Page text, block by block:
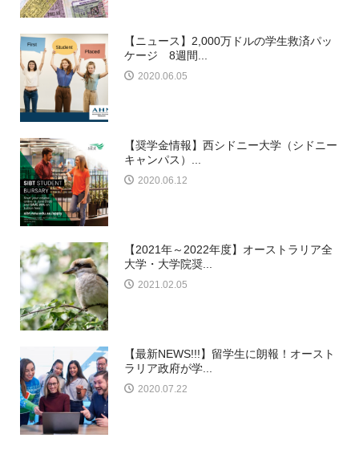
【ニュース】2,000万ドルの学生救済パッ
ケージ 8週間...
2020.06.05
【奨学金情報】西シドニー大学（シドニー
キャンパス）...
2020.06.12
【2021年～2022年度】オーストラリア全
大学・大学院奨...
2021.02.05
【最新NEWS!!!】留学生に朗報！オースト
ラリア政府が学...
2020.07.22